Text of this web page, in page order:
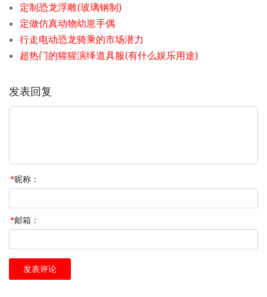
定制恐龙浮雕(玻璃钢制)
定做仿真动物幼崽手偶
行走电动恐龙骑乘的市场潜力
超热门的猩猩演绎道具服(有什么娱乐用途)
发表回复
*昵称：
*邮箱：